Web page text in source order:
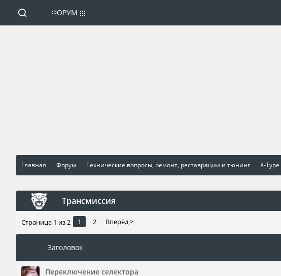
Главная Форум Технические вопросы, ремонт, реставрации и тюнинг X-Type
Трансмиссия
Страница 1 из 2 1 2 Вперёд >
Заголовок
Переключение селектора
ФОРУМ